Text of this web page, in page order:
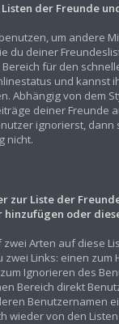
der Freunde
um andere
du deiner
für den
und kannst
Abhängig von dem
deiner Freunde
ignorierst, dann
nicht.
zur Liste der
oder
Arten auf diese
Links: einen zum
Ignorieren des
Bereich direkt
Benutzernamen
wieder von den